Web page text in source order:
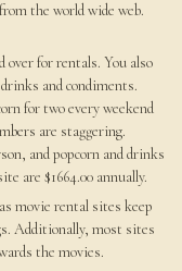
the world wide web.
over for rentals. You also
and condiments.
for two every weekend
are staggering.
and popcorn and drinks
are $1664.00 annually.
movie rental sites keep
Additionally, most sites
the movies.